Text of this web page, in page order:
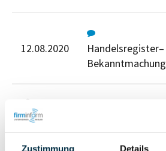
Zustimmung Details
12.08.2020
Handelsregister–
Bekanntmachung